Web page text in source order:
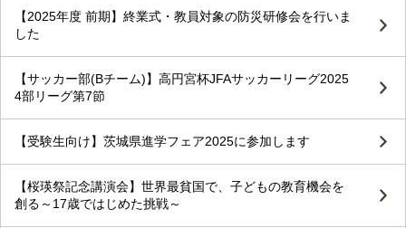
【2025年度 前期】終業式・教員対象の防災研修会を行いま
した
【サッカー部(Bチーム)】高円宮杯JFAサッカーリーグ2025
4部リーグ第7節
【受験生向け】茨城県進学フェア2025に参加します
【桜瑛祭記念講演会】世界最貧国で、子どもの教育機会を
創る～17歳ではじめた挑戦～